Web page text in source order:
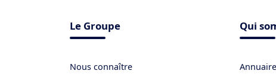
Le Groupe
Nous connaître
Qui